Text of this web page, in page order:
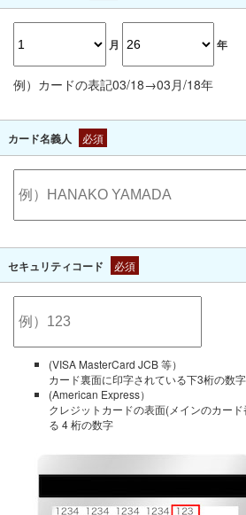
月 年
例）カードの表記03/18→03月/18年
カード名義人 必須
セキュリティコード 必須
(VISA MasterCard JCB 等）
カード裏面に印字されている下3桁の数字
(American Express）
クレジットカードの表面(メインのカー
る 4 桁の数字